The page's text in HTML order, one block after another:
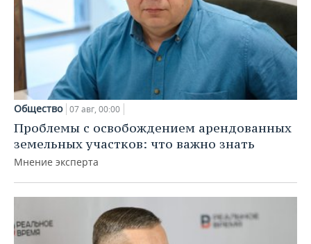
Общество 07 авг, 00:00
Проблемы с освобождением арендованных
земельных участков: что важно знать
Мнение эксперта